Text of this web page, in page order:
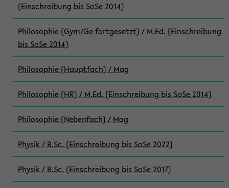
(Einschreibung bis SoSe 2014)
Philosophie (Gym/Ge fortgesetzt) / M.Ed. (Einschreibung
bis SoSe 2014)
Philosophie (Hauptfach) / Mag
Philosophie (HR) / M.Ed. (Einschreibung bis SoSe 2014)
Philosophie (Nebenfach) / Mag
Physik / B.Sc. (Einschreibung bis SoSe 2022)
Physik / B.Sc. (Einschreibung bis SoSe 2017)